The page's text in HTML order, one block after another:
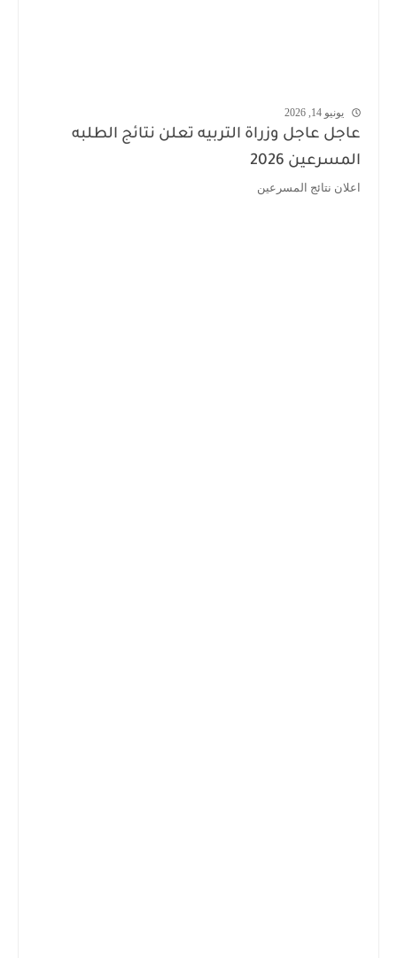
يونيو 14, 2026
عاجل عاجل وزراة التربيه تعلن نتائج الطلبه
المسرعين 2026
اعلان نتائج المسرعين